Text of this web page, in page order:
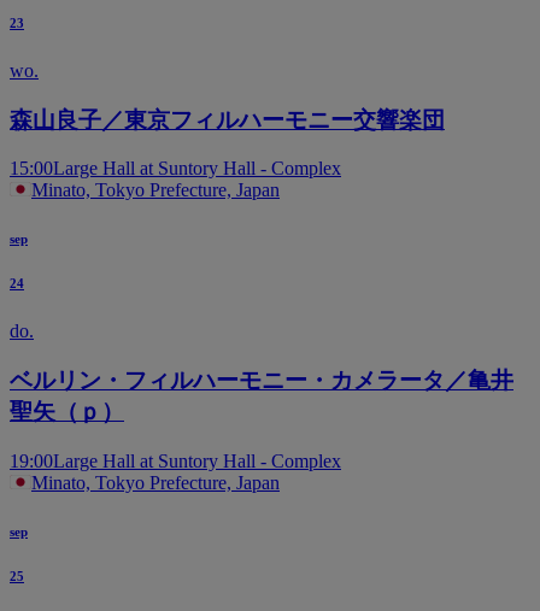
23
wo.
森山良子／東京フィルハーモニー交響楽団
15:00Large Hall at Suntory Hall - Complex
Minato, Tokyo Prefecture, Japan
sep
24
do.
ベルリン・フィルハーモニー・カメラータ／亀井
聖矢（ｐ）
19:00Large Hall at Suntory Hall - Complex
Minato, Tokyo Prefecture, Japan
sep
25